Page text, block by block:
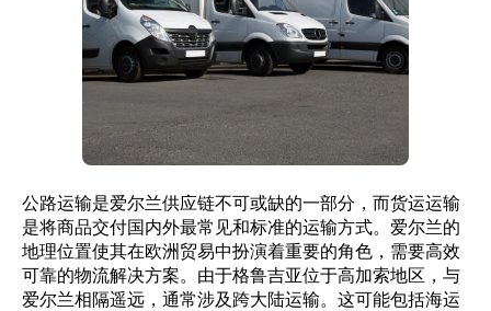
公路运输是爱尔兰供应链不可或缺的一部分，而货运运输
是将商品交付国内外最常见和标准的运输方式。爱尔兰的
地理位置使其在欧洲贸易中扮演着重要的角色，需要高效
可靠的物流解决方案。由于格鲁吉亚位于高加索地区，与
爱尔兰相隔遥远，通常涉及跨大陆运输。这可能包括海运